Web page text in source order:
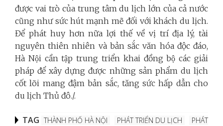
được vai trò của trung tâm du lịch lớn của cả nước
cũng như sức hút mạnh mẽ đối với khách du lịch.
Để phát huy hơn nữa lợi thế về vị trí địa lý, tài
nguyên thiên nhiên và bản sắc văn hóa độc đáo,
Hà Nội cần tập trung triển khai đồng bộ các giải
pháp để xây dựng được những sản phẩm du lịch
cốt lõi mang đậm bản sắc, tăng sức hấp dẫn cho
du lịch Thủ đô./.
TAG THÀNH PHỐ HÀ NỘI PHÁT TRIỂN DU LỊCH
PHÁT